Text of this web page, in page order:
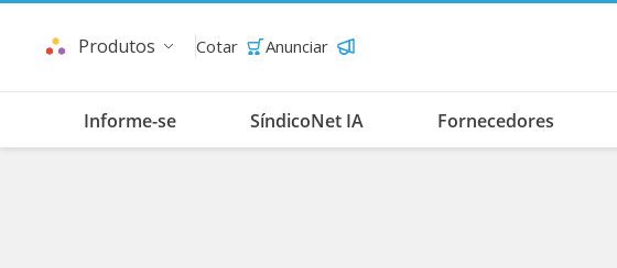
Produtos Cotar Anunciar
Informe-se SíndicoNet IA Fornecedores